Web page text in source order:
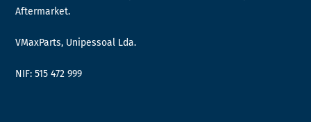
Aftermarket.
VMaxParts, Unipessoal Lda.
NIF: 515 472 999